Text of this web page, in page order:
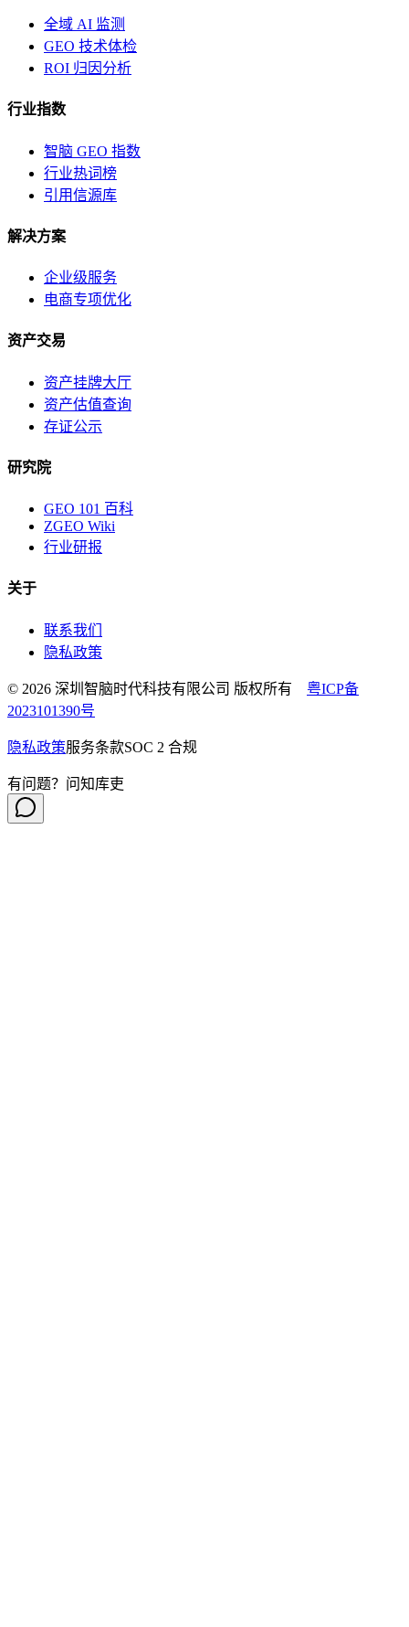
全域 AI 监测
GEO 技术体检
ROI 归因分析
行业指数
智脑 GEO 指数
行业热词榜
引用信源库
解决方案
企业级服务
电商专项优化
资产交易
资产挂牌大厅
资产估值查询
存证公示
研究院
GEO 101 百科
ZGEO Wiki
行业研报
关于
联系我们
隐私政策
© 2026 深圳智脑时代科技有限公司 版权所有 粤ICP备
2023101390号
隐私政策服务条款SOC 2 合规
有问题？问知库吏